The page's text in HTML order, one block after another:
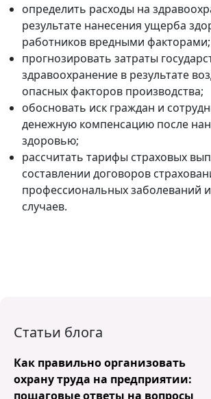
определить расходы на
результате нанесения ущерба
работников вредными факторами;
прогнозировать затраты
здравоохранение в результате
опасных факторов производства;
обосновать иск граждан и
денежную компенсацию после
здоровью;
рассчитать тарифы страховых
составлении договоров
профессиональных заболеваний
случаев.
Статьи блога
Как правильно организовать
охрану труда на предприятии:
пошаговые ответы на вопросы